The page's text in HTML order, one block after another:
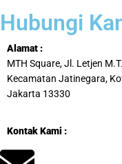
Hubungi
Alamat :
MTH Square, Jl. Letjen
Kecamatan Jatinegara,
Jakarta 13330
Kontak Kami :